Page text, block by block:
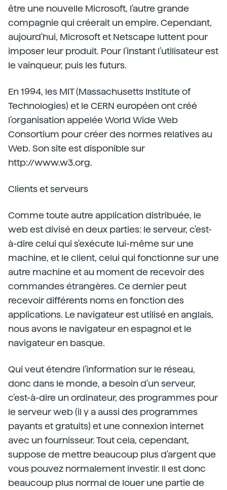
être une nouvelle Microsoft, l'autre grande
compagnie qui créerait un empire. Cependant,
aujourd'hui, Microsoft et Netscape luttent pour
imposer leur produit. Pour l'instant l'utilisateur est
le vainqueur, puis les futurs.
En 1994, les MIT (Massachusetts Institute of
Technologies) et le CERN européen ont créé
l'organisation appelée World Wide Web
Consortium pour créer des normes relatives au
Web. Son site est disponible sur
http://www.w3.org.
Clients et serveurs
Comme toute autre application distribuée, le
web est divisé en deux parties: le serveur, c'est-
à-dire celui qui s'exécute lui-même sur une
machine, et le client, celui qui fonctionne sur une
autre machine et au moment de recevoir des
commandes étrangères. Ce dernier peut
recevoir différents noms en fonction des
applications. Le navigateur est utilisé en anglais,
nous avons le navigateur en espagnol et le
navigateur en basque.
Qui veut étendre l'information sur le réseau,
donc dans le monde, a besoin d'un serveur,
c'est-à-dire un ordinateur, des programmes pour
le serveur web (il y a aussi des programmes
payants et gratuits) et une connexion internet
avec un fournisseur. Tout cela, cependant,
suppose de mettre beaucoup plus d'argent que
vous pouvez normalement investir. Il est donc
beaucoup plus normal de louer une partie de